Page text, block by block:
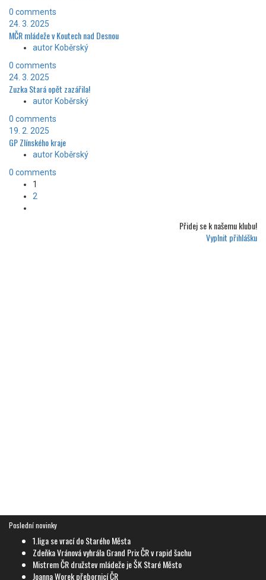
0 comments
24. 3. 2025
MČR mládeže v Koutech nad Desnou
autor Koběrský
0 comments
24. 3. 2025
Zuzka Stará opět zazářila!
autor Koběrský
0 comments
19. 2. 2025
GP Zlínského kraje
autor Koběrský
0 comments
1
2
Přidej se knašemu klubu!
Vyplnit přihlášku
Poslední novinky
1.liga se vrací do Starého Města
Zdeňka Vránová vyhrála Grand Prix ČR v rapid šachu
Mistrem ČR družstev mládeže je ŠK Staré Město
Joanna Worek přebornicí ČR